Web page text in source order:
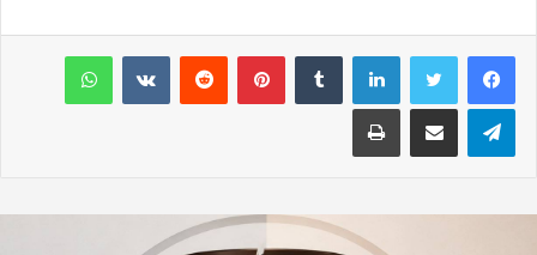
لینکداینتامبلر پینتریستReddit
VKontakteواتس آپ
تلگرام اشتراک گذاری با ایمیل چاپ